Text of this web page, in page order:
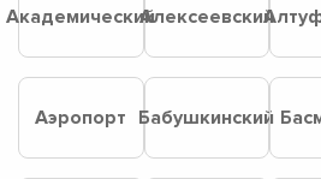
АкадемическийАлексеевский
Аэропорт Бабушкинский